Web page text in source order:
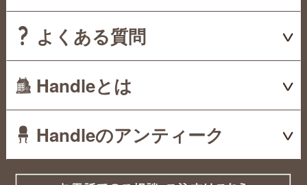
よくある質問
Handleとは
Handleのアンティーク